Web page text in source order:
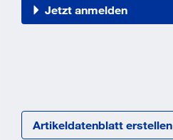
Jetzt registrieren
Barcode-Scanner Funktionalität
Prozess- & Produktberatung
Jetzt anmelden
Artikeldatenblatt erstellen